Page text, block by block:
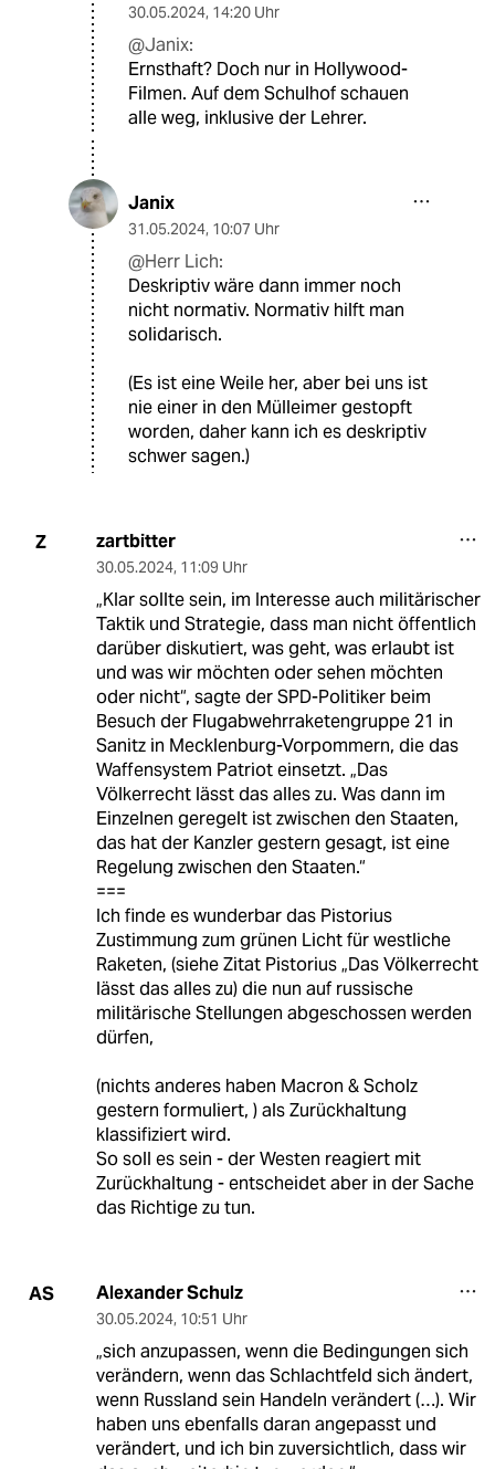
30.05.2024, 14:20 Uhr
@Janix:
Ernsthaft? Doch nur in Hollywood-
Filmen. Auf dem Schulhof schauen
alle weg, inklusive der Lehrer.
Janix
31.05.2024, 10:07 Uhr
@Herr Lich:
Deskriptiv wäre dann immer noch
nicht normativ. Normativ hilft man
solidarisch.
(Es ist eine Weile her, aber bei uns ist
nie einer in den Mülleimer gestopft
worden, daher kann ich es deskriptiv
schwer sagen.)
Z zartbitter
30.05.2024, 11:09 Uhr
„Klar sollte sein, im Interesse auch militärischer
Taktik und Strategie, dass man nicht öffentlich
darüber diskutiert, was geht, was erlaubt ist
und was wir möchten oder sehen möchten
oder nicht“, sagte der SPD-Politiker beim
Besuch der Flugabwehrraketengruppe 21 in
Sanitz in Mecklenburg-Vorpommern, die das
Waffensystem Patriot einsetzt. „Das
Völkerrecht lässt das alles zu. Was dann im
Einzelnen geregelt ist zwischen den Staaten,
das hat der Kanzler gestern gesagt, ist eine
Regelung zwischen den Staaten.“
===
Ich finde es wunderbar das Pistorius
Zustimmung zum grünen Licht für westliche
Raketen, (siehe Zitat Pistorius „Das Völkerrecht
lässt das alles zu) die nun auf russische
militärische Stellungen abgeschossen werden
dürfen,
(nichts anderes haben Macron & Scholz
gestern formuliert, ) als Zurückhaltung
klassifiziert wird.
So soll es sein - der Westen reagiert mit
Zurückhaltung - entscheidet aber in der Sache
das Richtige zu tun.
AS Alexander Schulz
30.05.2024, 10:51 Uhr
„sich anzupassen, wenn die Bedingungen sich
verändern, wenn das Schlachtfeld sich ändert,
wenn Russland sein Handeln verändert (…). Wir
haben uns ebenfalls daran angepasst und
verändert, und ich bin zuversichtlich, dass wir